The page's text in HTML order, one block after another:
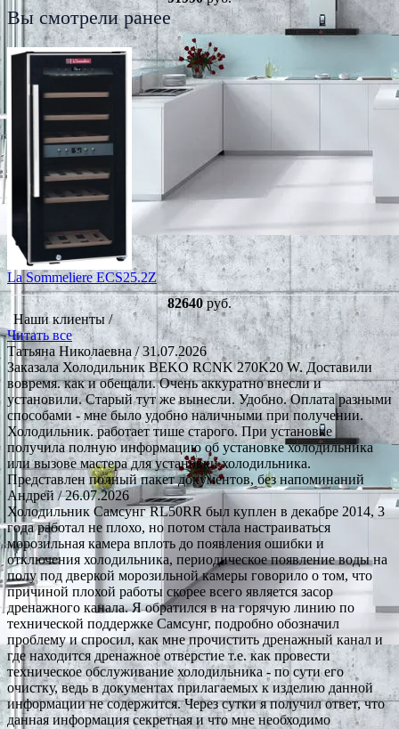
Вы смотрели ранее
La Sommeliere ECS25.2Z
82640руб.
Наши клиенты /
Читать все
Татьяна Николаевна / 31.07.2026
Заказала Холодильник BEKO RCNK 270K20 W. Доставили
вовремя. как и обещали. Очень аккуратно внесли и
установили. Старый тут же вынесли. Удобно. Оплата разными
способами - мне было удобно наличными при получении.
Холодильник. работает тише старого. При установке
получила полную информацию об установке холодильника
или вызове мастера для установки холодильника.
Представлен полный пакет документов, без напоминаний
Андрей/ 26.07.2026
Холодильник Самсунг RL50RR был куплен в декабре 2014, 3
года работал не плохо, но потом стала настраиваться
морозильная камера вплоть до появления ошибки и
отключения холодильника, периодическое появление воды на
полу под дверкой морозильной камеры говорило о том, что
причиной плохой работы скорее всего является засор
дренажного канала. Я обратился в на горячую линию по
технической поддержке Самсунг, подробно обозначил
проблему и спросил, как мне прочистить дренажный канал и
где находится дренажное отверстие т.е. как провести
техническое обслуживание холодильника - по сути его
очистку, ведь в документах прилагаемых к изделию данной
информации не содержится. Через сутки я получил ответ, что
данная информация секретная и что мне необходимо